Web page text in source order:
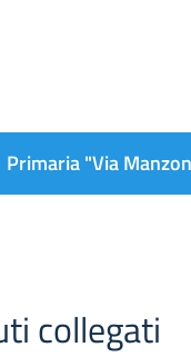
Primaria "Via
collegati